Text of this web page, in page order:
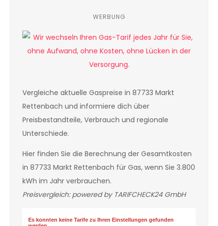
WERBUNG
Vergleiche aktuelle Gaspreise in 87733 Markt
Rettenbach und informiere dich über
Preisbestandteile, Verbrauch und regionale
Unterschiede.
Hier finden Sie die Berechnung der Gesamtkosten
in 87733 Markt Rettenbach für Gas, wenn Sie 3.800
kWh im Jahr verbrauchen.
Preisvergleich: powered by TARIFCHECK24 GmbH